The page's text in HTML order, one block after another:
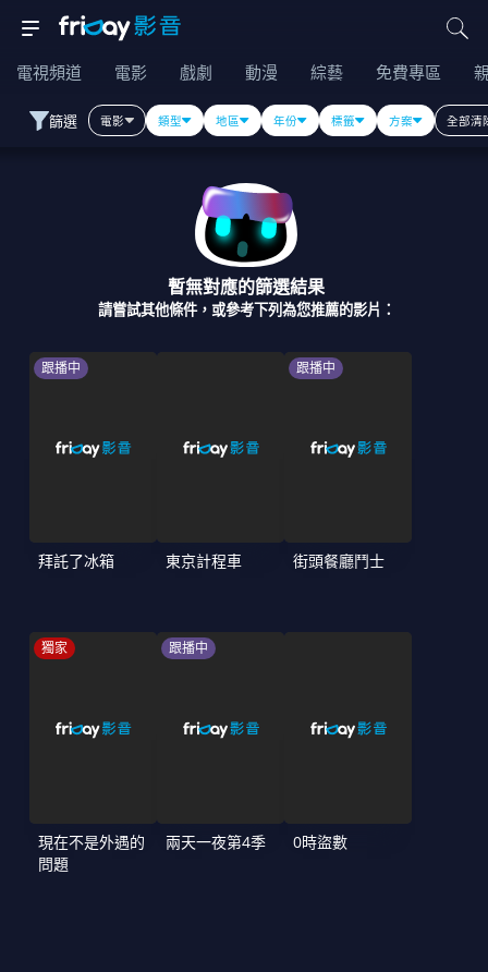
電視頻道 電影 戲劇 動漫 綜藝 免費專區
篩選 電影 類型 地區 年份 標籤 方案 全部清
暫無對應的篩選結果
請嘗試其他條件，或參考下列為您推薦的影片：
跟播中
拜託了冰箱 東京計程車
跟播中
街頭餐廳鬥士
獨家
現在不是外遇的
問題
跟播中
兩天一夜第4季 0時盜數